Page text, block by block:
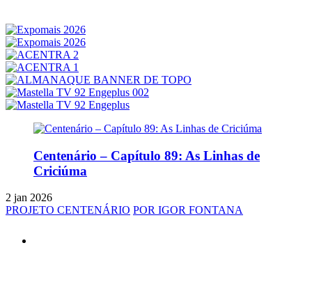
Centenário – Capítulo 89: As Linhas de
Criciúma
2 jan 2026
PROJETO CENTENÁRIO POR IGOR FONTANA